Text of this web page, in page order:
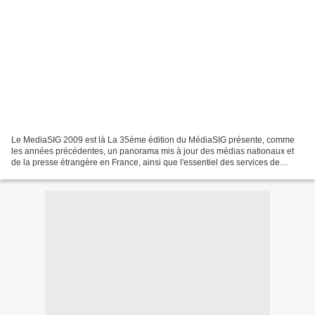
Le MediaSIG 2009 est là La 35ème édition du MédiaSIG présente, comme
les années précédentes, un panorama mis à jour des médias nationaux et
de la presse étrangère en France, ainsi que l'essentiel des services de